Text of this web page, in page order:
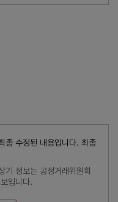
종 수정된 내용입니다. 최종
기 정보는 공정거래위원회
입니다.